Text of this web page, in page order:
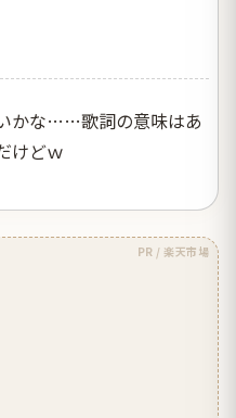
かな……歌詞の意味はあ
けどｗ
PR / 楽天市場